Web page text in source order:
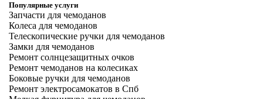
Популярные услуги
Запчасти для чемоданов
Колеса для чемоданов
Телескопические ручки для чемоданов
Замки для чемоданов
Ремонт солнцезащитных очков
Ремонт чемоданов на колесиках
Боковые ручки для чемоданов
Ремонт электросамокатов в Спб